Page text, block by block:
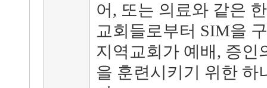
어, 또는 의료와 같은
교회들로부터 SIM을
지역교회가 예배, 증인
을 훈련시키기 위한 하